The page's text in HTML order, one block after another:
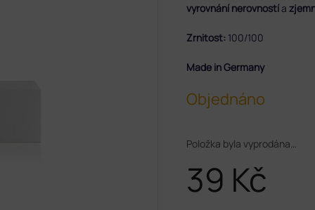
39 Kč
Objednáno
Položka byla vyprodána…
vyrovnání nerovnostía
Zrnitost: 100/100
Made in Germany